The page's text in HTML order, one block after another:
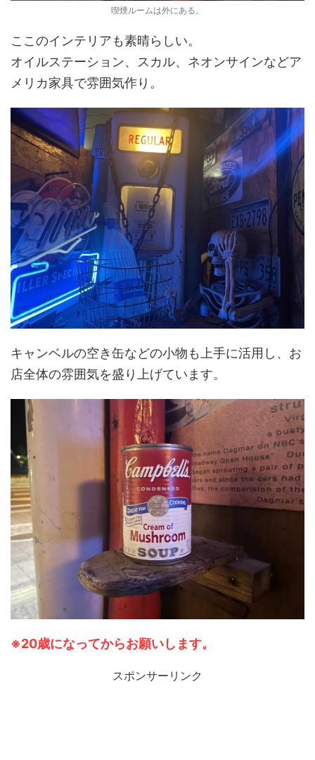
喫煙ルームは外にある。
ここのインテリアも素晴らしい。
オイルステーション、スカル、ネオンサインなどア
メリカ家具で雰囲気作り。
キャンベルの空き缶などの小物も上手に活用し、お
店全体の雰囲気を盛り上げています。
※20歳になってからお願いします。
スポンサーリンク